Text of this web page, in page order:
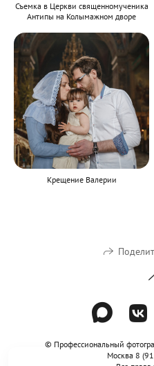
Съемка в Церкви священномученика
Антипы на Колымажном дворе
Крещение Валерии
© Профессиональный
Москва 8